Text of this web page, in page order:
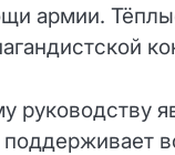
армии.
руководству